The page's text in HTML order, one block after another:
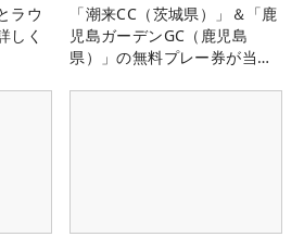
ラウ
しく
「潮来CC（茨城県）」＆「鹿
児島ガーデンGC（鹿児島
県）」の無料プレー券が当た